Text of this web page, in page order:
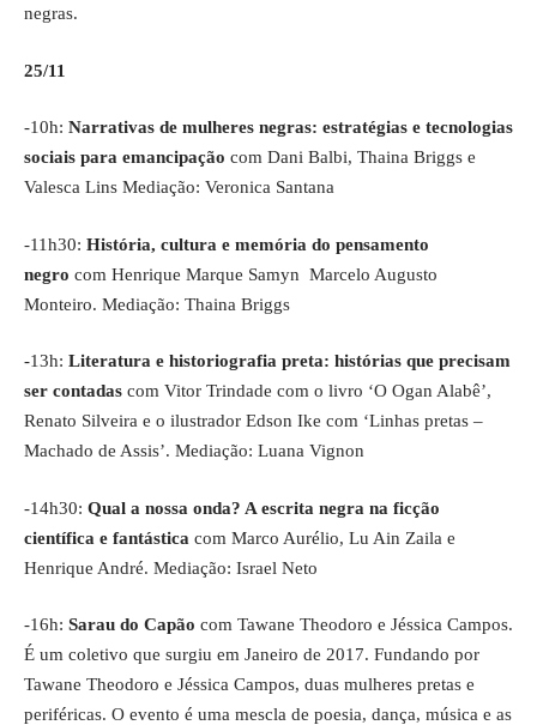
negras.
25/11
-10h: Narrativas de mulheres negras: estratégias e tecnologias
sociais para emancipação com Dani Balbi, Thaina Briggs e
Valesca Lins Mediação: Veronica Santana
-11h30: História, cultura e memória do pensamento
negro com Henrique Marque Samyn Marcelo Augusto
Monteiro. Mediação: Thaina Briggs
-13h: Literatura e historiografia preta: histórias que precisam
ser contadas com Vitor Trindade com o livro ‘O Ogan Alabê’,
Renato Silveira e o ilustrador Edson Ike com ‘Linhas pretas –
Machado de Assis’. Mediação: Luana Vignon
-14h30: Qual a nossa onda? A escrita negra na ficção
científica e fantástica com Marco Aurélio, Lu Ain Zaila e
Henrique André. Mediação: Israel Neto
-16h: Sarau do Capão com Tawane Theodoro e Jéssica Campos.
É um coletivo que surgiu em Janeiro de 2017. Fundando por
Tawane Theodoro e Jéssica Campos, duas mulheres pretas e
periféricas. O evento é uma mescla de poesia, dança, música e as